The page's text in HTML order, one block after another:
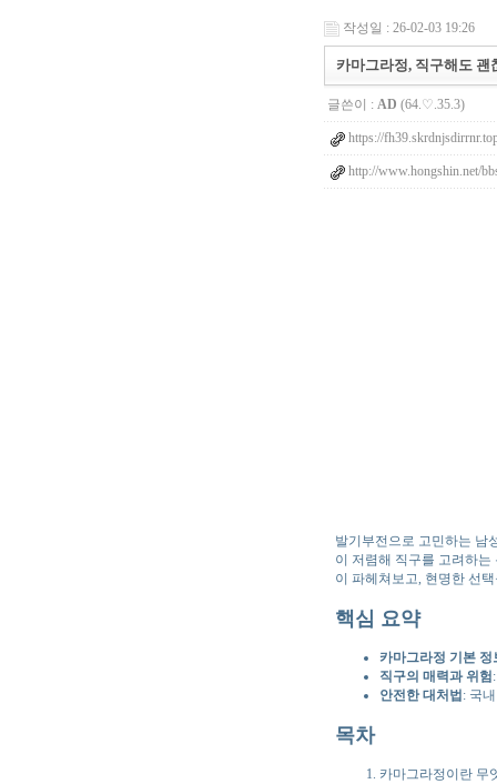
작성일 : 26-02-03 19:26
카마그라정, 직구해도 괜
글쓴이 : AD (64.♡.35.3)
https://
http://www.hongshin.net/
발기부전으로 고민하는 남
이 저렴해 직구를 고려하
이 파헤쳐보고, 현명한 선
핵심 요약
카마그라정 기본 정
직구의 매력과 위험
안전한 대처법 : 국
목차
카마그라정이란 무